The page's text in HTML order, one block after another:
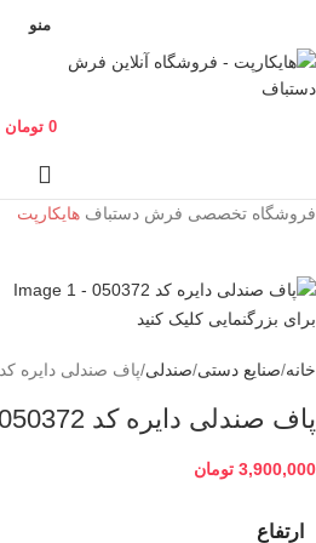
منو
0 تومان
فروشگاه تخصصی فرش دستباف هایکارپت
برای بزرگنمایی کلیک کنید
خانه صنایع دستی صندلی پاف صندلی دایره کد 050372
پاف صندلی دایره کد 050372
3,900,000 تومان
ارتفاع